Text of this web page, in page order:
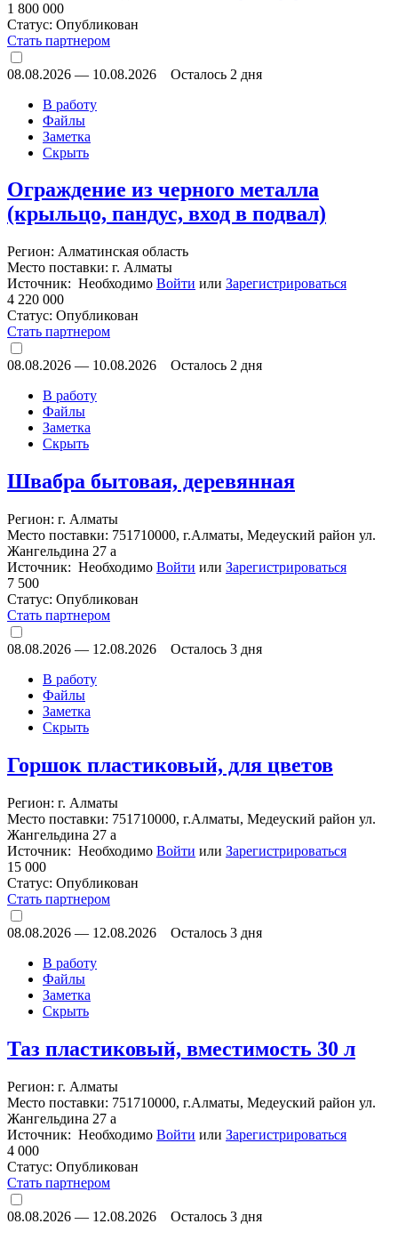
1 800 000
Статус: Опубликован
Стать партнером
08.08.2026 — 10.08.2026
Осталось 2 дня
В работу
Файлы
Заметка
Скрыть
Ограждение из черного металла
(крыльцо, пандус, вход в подвал)
Регион: Алматинская область
Место поставки: г. Алматы
Источник: Необходимо Войти или Зарегистрироваться
4 220 000
Статус: Опубликован
Стать партнером
08.08.2026 — 10.08.2026
Осталось 2 дня
В работу
Файлы
Заметка
Скрыть
Швабра бытовая, деревянная
Регион: г. Алматы
Место поставки: 751710000, г.Алматы, Медеуский район ул.
Жангельдина 27 а
Источник: Необходимо Войти или Зарегистрироваться
7 500
Статус: Опубликован
Стать партнером
08.08.2026 — 12.08.2026
Осталось 3 дня
В работу
Файлы
Заметка
Скрыть
Горшок пластиковый, для цветов
Регион: г. Алматы
Место поставки: 751710000, г.Алматы, Медеуский район ул.
Жангельдина 27 а
Источник: Необходимо Войти или Зарегистрироваться
15 000
Статус: Опубликован
Стать партнером
08.08.2026 — 12.08.2026
Осталось 3 дня
В работу
Файлы
Заметка
Скрыть
Таз пластиковый, вместимость 30 л
Регион: г. Алматы
Место поставки: 751710000, г.Алматы, Медеуский район ул.
Жангельдина 27 а
Источник: Необходимо Войти или Зарегистрироваться
4 000
Статус: Опубликован
Стать партнером
08.08.2026 — 12.08.2026
Осталось 3 дня